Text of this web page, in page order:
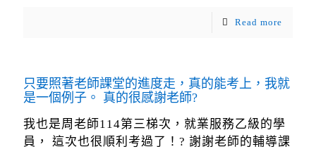
Read more
只要照著老師課堂的進度走，真的能考上，我就
是一個例子。 真的很感謝老師?
我也是周老師114第三梯次，就業服務乙級的學
員， 這次也很順利考過了！? 謝謝老師的輔導課